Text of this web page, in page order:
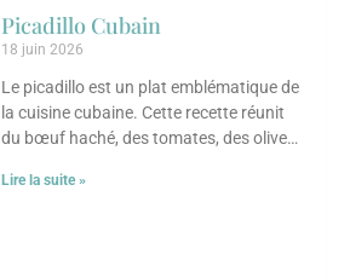
Picadillo Cubain
18 juin 2026
Le picadillo est un plat emblématique de
la cuisine cubaine. Cette recette réunit
du bœuf haché, des tomates, des olives,
Lire la suite »